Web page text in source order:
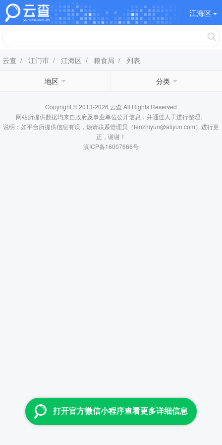
江海区
云查 / 江门市 / 江海区 / 粮食局 / 列表
地区 分类
Copyright © 2013-2026 云查 All Rights Reserved
网站所提供数据均来自政府及事业单位公开信息，并通过人工进行整理。
说明：如平台所提供信息有误，烦请联系管理员（fenzhiyun@aliyun.com）进行更
正，谢谢！
滇ICP备16007666号
打开官方微信小程序查看更多详细信息